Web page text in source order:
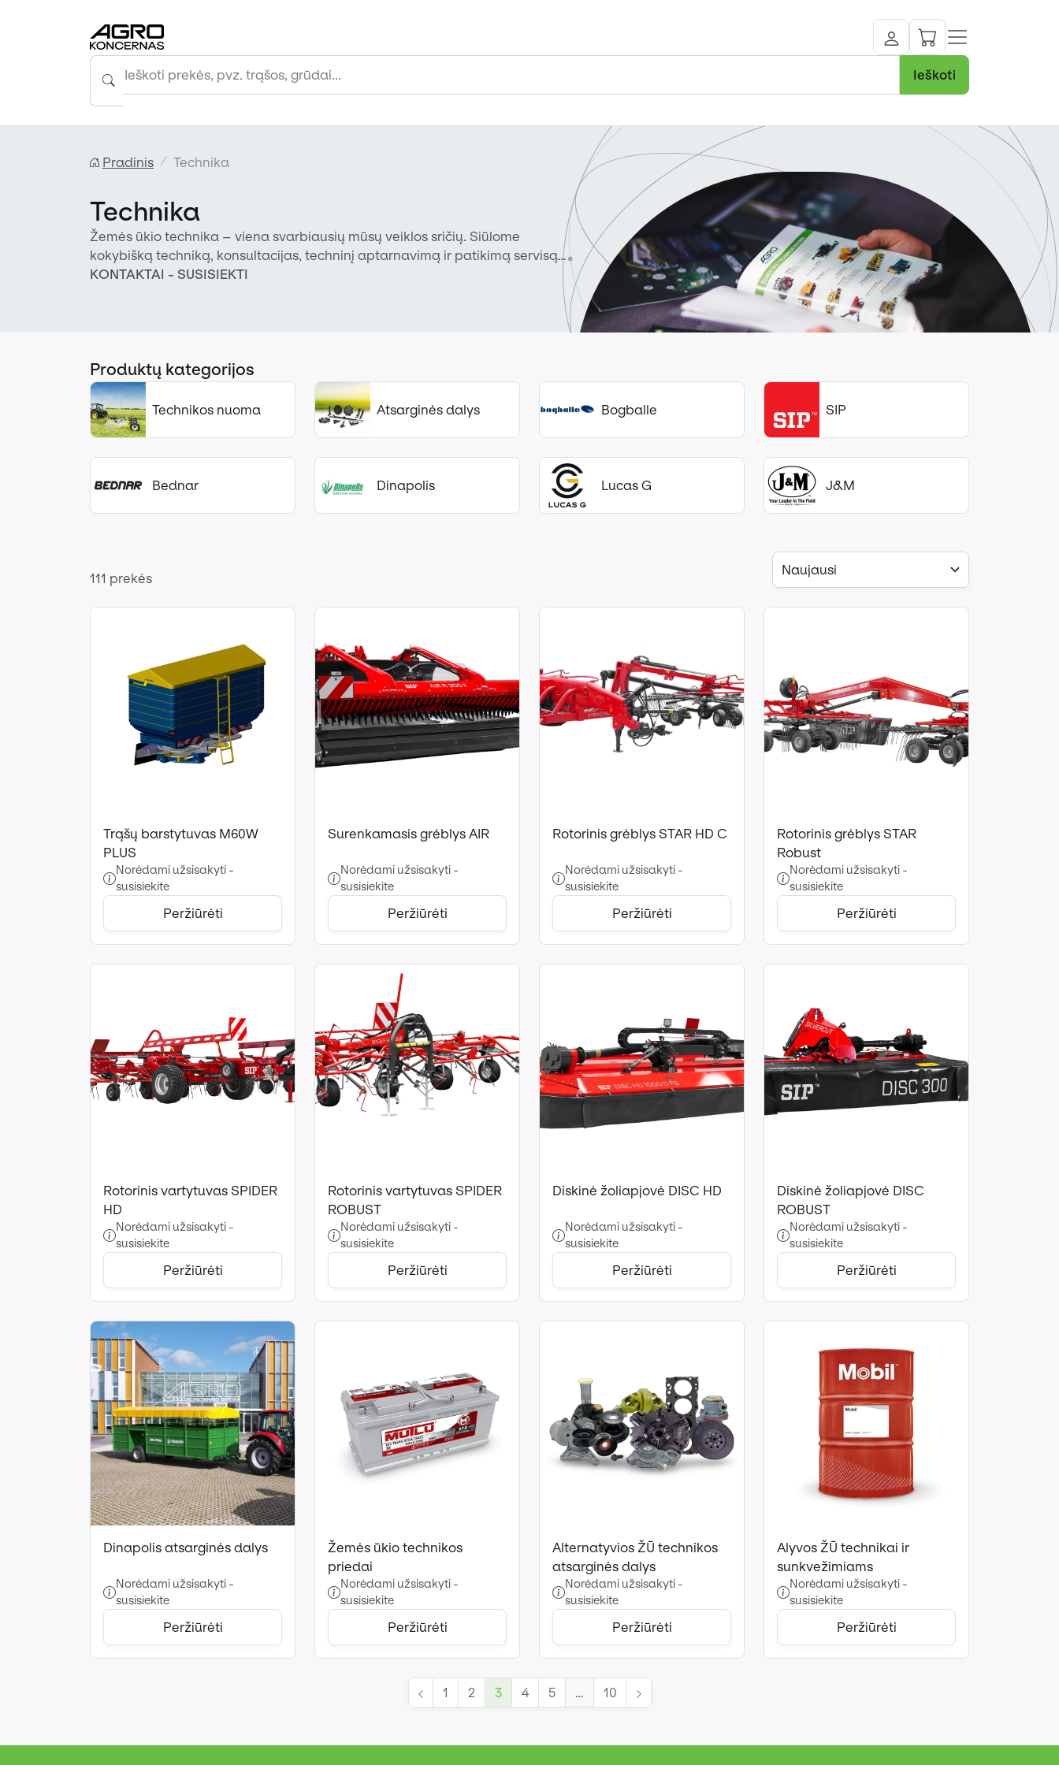
Ieškoti
Pradinis Technika
Technika
Žemės ūkio technika – viena svarbiausių mūsų veiklos sričių. Siūlome
kokybišką techniką, konsultacijas, techninį aptarnavimą ir patikimą servisą
visoje Lietuvoje.
KONTAKTAI - SUSISIEKTI
Produktų kategorijos
Technikos nuoma Atsarginės dalys Bogballe SIP
Bednar Dinapolis Lucas G J&M
111 prekės
Naujausi
Trąšų barstytuvas M60W
PLUS
Norėdami užsisakyti -
susisiekite
Peržiūrėti
Surenkamasis grėblys AIR
Norėdami užsisakyti -
susisiekite
Peržiūrėti
Rotorinis grėblys STAR HD C
Norėdami užsisakyti -
susisiekite
Peržiūrėti
Rotorinis grėblys STAR
Robust
Norėdami užsisakyti -
susisiekite
Peržiūrėti
Rotorinis vartytuvas SPIDER
HD
Norėdami užsisakyti -
susisiekite
Peržiūrėti
Rotorinis vartytuvas SPIDER
ROBUST
Norėdami užsisakyti -
susisiekite
Peržiūrėti
Diskinė žoliapjovė DISC HD
Norėdami užsisakyti -
susisiekite
Peržiūrėti
Diskinė žoliapjovė DISC
ROBUST
Norėdami užsisakyti -
susisiekite
Peržiūrėti
Dinapolis atsarginės dalys
Norėdami užsisakyti -
susisiekite
Peržiūrėti
Žemės ūkio technikos
priedai
Norėdami užsisakyti -
susisiekite
Peržiūrėti
Alternatyvios ŽŪ technikos
atsarginės dalys
Norėdami užsisakyti -
susisiekite
Peržiūrėti
Alyvos ŽŪ technikai ir
sunkvežimiams
Norėdami užsisakyti -
susisiekite
Peržiūrėti
1 2 3 4 5 … 10